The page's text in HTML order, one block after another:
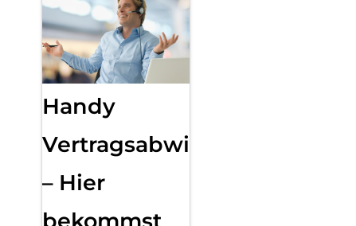
Handy
Vertragsabwicklung
– Hier